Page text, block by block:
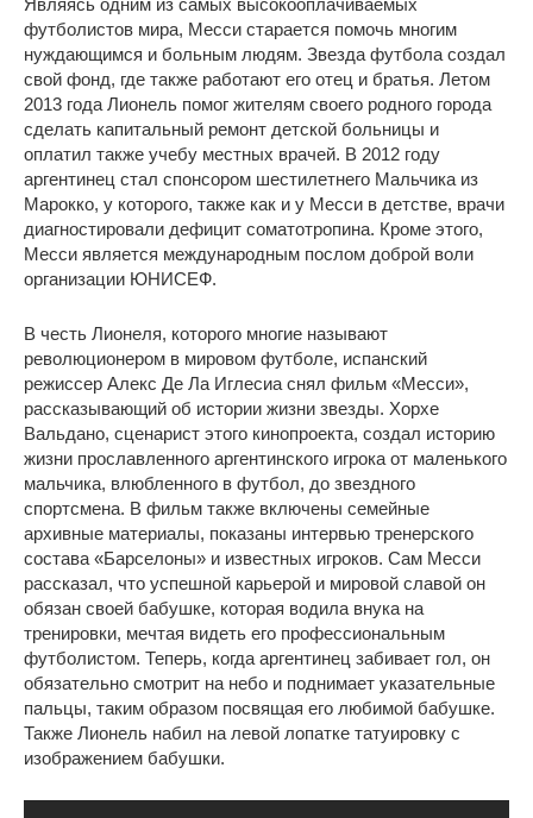
футболистов мира, Месси старается помочь многим
нуждающимся и больным людям. Звезда футбола создал
свой фонд, где также работают его отец и братья. Летом
2013 года Лионель помог жителям своего родного города
сделать капитальный ремонт детской больницы и
оплатил также учебу местных врачей. В 2012 году
аргентинец стал спонсором шестилетнего Мальчика из
Марокко, у которого, также как и у Месси в детстве, врачи
диагностировали дефицит соматотропина. Кроме этого,
Месси является международным послом доброй воли
организации ЮНИСЕФ.
В честь Лионеля, которого многие называют
революционером в мировом футболе, испанский
режиссер Алекс Де Ла Иглесиа снял фильм «Месси»,
рассказывающий об истории жизни звезды. Хорхе
Вальдано, сценарист этого кинопроекта, создал историю
жизни прославленного аргентинского игрока от маленького
мальчика, влюбленного в футбол, до звездного
спортсмена. В фильм также включены семейные
архивные материалы, показаны интервью тренерского
состава «Барселоны» и известных игроков. Сам Месси
рассказал, что успешной карьерой и мировой славой он
обязан своей бабушке, которая водила внука на
тренировки, мечтая видеть его профессиональным
футболистом. Теперь, когда аргентинец забивает гол, он
обязательно смотрит на небо и поднимает указательные
пальцы, таким образом посвящая его любимой бабушке.
Также Лионель набил на левой лопатке татуировку с
изображением бабушки.